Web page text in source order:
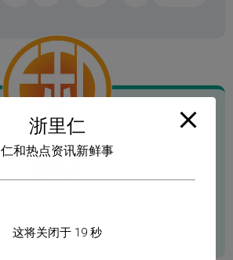
浙里仁
仁和热点资讯新鲜事
这将关闭于 18 秒